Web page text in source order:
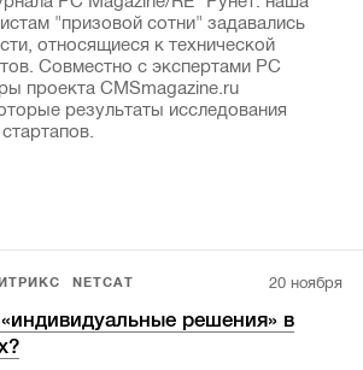
"призовой сотни" задавались
относящиеся к технической
Совместно с экспертами PC
проекта CMSmagazine.ru
результаты исследования
NETCAT 20 ноября
решения» в